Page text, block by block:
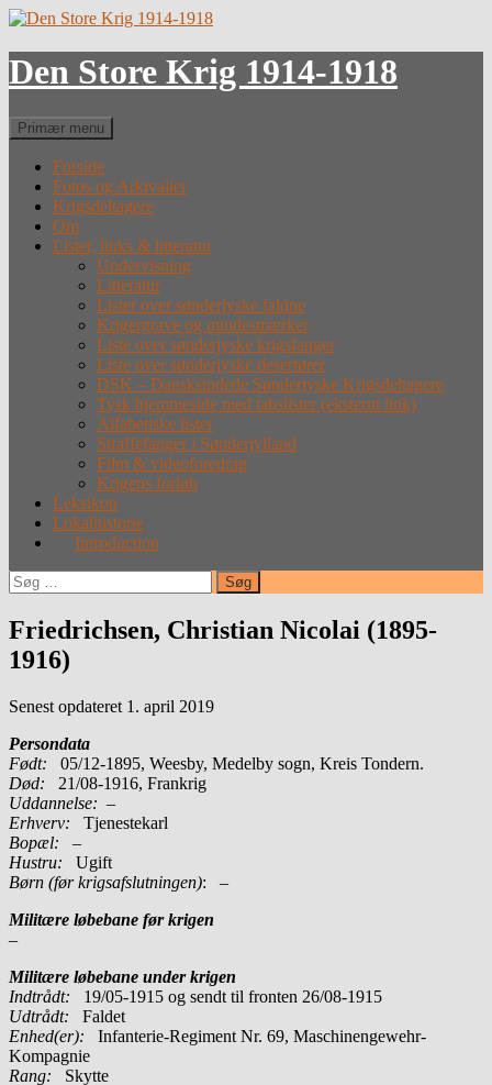
Hop
indhold
Den Store Krig 1914-1918
Søg
Primær menu
Forside
Fotos og Arkivalier
Krigsdeltagere
Om
Lister, links & litteratur
Undervisning
Litteratur
Lister over sønderjyske faldne
Krigergrave og mindesmærker
Liste over sønderjyske krigsfanger
Liste over sønderjyske desertører
DSK – Dansksindede Sønderjyske Krigsdeltagere
Tysk hjemmeside med tabslister (eksternt link)
Alfabetiske lister
Straffefanger i Sønderjylland
Film & videoforedrag
Krigens forløb
Leksikon
Lokalhistorie
Introduction
Søg
efter:
Friedrichsen, Christian Nicolai (1895-
1916)
Senest opdateret 1. april 2019
Persondata
Født: 05/12-1895, Weesby, Medelby sogn, Kreis Tondern.
Død: 21/08-1916, Frankrig
Uddannelse: –
Erhverv: Tjenestekarl
Bopæl: –
Hustru: Ugift
Børn (før krigsafslutningen): –
Militære løbebane før krigen
–
Militære løbebane under krigen
Indtrådt: 19/05-1915 og sendt til fronten 26/08-1915
Udtrådt: Faldet
Enhed(er):
Infanterie-Regiment Nr. 69, Maschinengewehr-
Kompagnie
Rang:
Skytte